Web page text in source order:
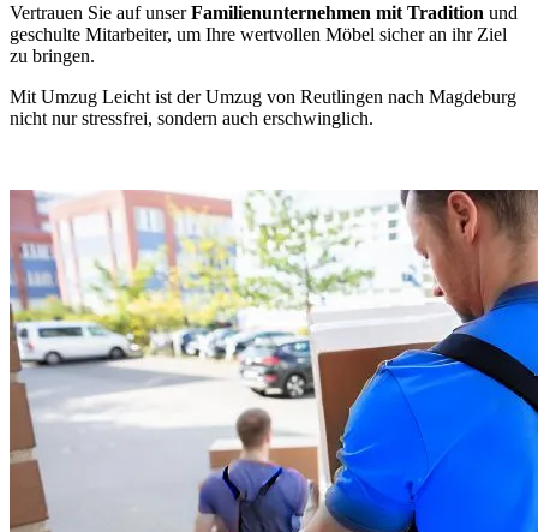
Vertrauen Sie auf unserFamilienunternehmen mit Tradition und
geschulte Mitarbeiter, um Ihre wertvollen Möbel sicher an ihr Ziel
zu bringen.
Mit Umzug Leicht ist der Umzug von Reutlingen nach Magdeburg
nicht nur stressfrei, sondern auch erschwinglich.